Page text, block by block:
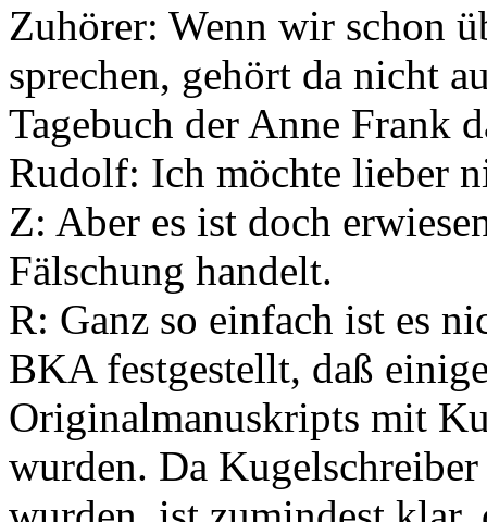
Zuhörer: Wenn wir schon
sprechen, gehört da nicht
Tagebuch der Anne Frank
Rudolf: Ich möchte lieber
Z: Aber es ist doch
Fälschung handelt.
R: Ganz so einfach ist es
BKA festgestellt, daß
Originalmanuskripts mit
wurden. Da